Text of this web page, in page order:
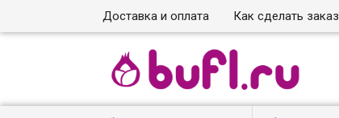
Доставка и оплата Как сделать заказ